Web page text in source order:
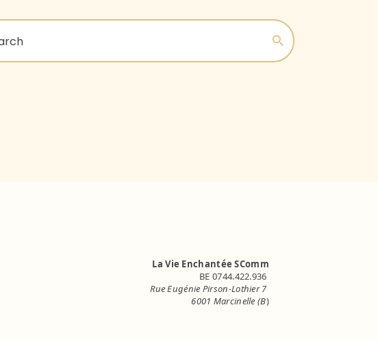
La Vie Enchantée SComm
BE 0744.422.936
Rue Eugénie Pirson-Lothier 7
6001 Marcinelle (B)